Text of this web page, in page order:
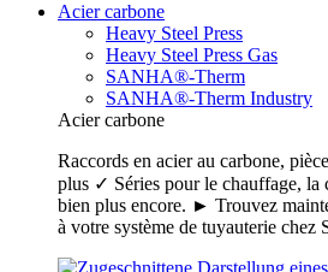
Acier carbone
Heavy Steel Press
Heavy Steel Press Gas
SANHA®-Therm
SANHA®-Therm Industry
Acier carbone
Raccords en acier au carbone,
plus ✓ Séries pour le chauffage, la
bien plus encore. ► Trouvez
à votre système de tuyauterie